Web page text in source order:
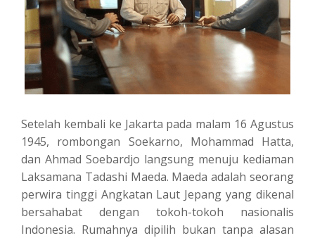
Setelah kembali ke Jakarta pada malam 16 Agustus
1945, rombongan Soekarno, Mohammad Hatta,
dan Ahmad Soebardjo langsung menuju kediaman
Laksamana Tadashi Maeda. Maeda adalah seorang
perwira tinggi Angkatan Laut Jepang yang dikenal
bersahabat dengan tokoh-tokoh nasionalis
Indonesia. Rumahnya dipilih bukan tanpa alasan